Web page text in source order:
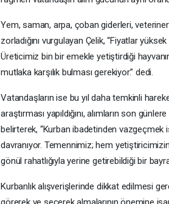
Yem, saman, arpa, çoban giderleri,
zorladığını vurgulayan Çelik, “Fiyatlar
Üreticimiz bin bir emekle yetiştirdiği
mutlaka karşılık bulması gerekiyor.” dedi.
Vatandaşların ise bu yıl daha temkinli
araştırması yapıldığını, alımların son
belirterek, “Kurban ibadetinden
davranıyor. Temennimiz; hem yetiştiricimizin
gönül rahatlığıyla yerine getirebildiği bir
Kurbanlık alışverişlerinde dikkat edilmesi